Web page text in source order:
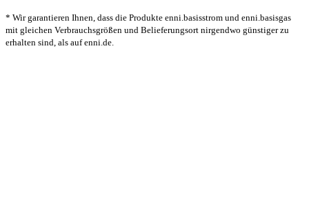
* Wir garantieren Ihnen, dass die Produkte enni.basisstrom und enni.basisgas
mit gleichen Verbrauchsgrößen und Belieferungsort nirgendwo günstiger zu
erhalten sind, als auf enni.de.